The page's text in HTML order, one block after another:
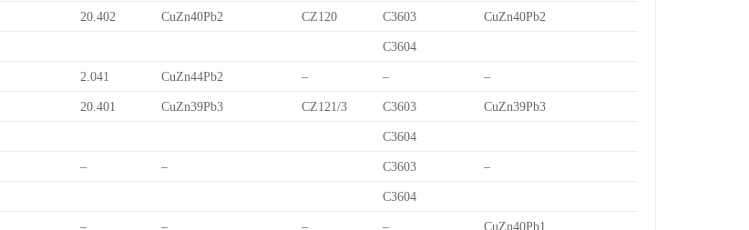
20.402 CuZn40Pb2 CZ120 C3603 CuZn40Pb2
C3604
2.041 CuZn44Pb2 – – –
20.401 CuZn39Pb3 CZ121/3 C3603 CuZn39Pb3
C3604
– – C3603 –
C3604
– – – – CuZn40Pb1